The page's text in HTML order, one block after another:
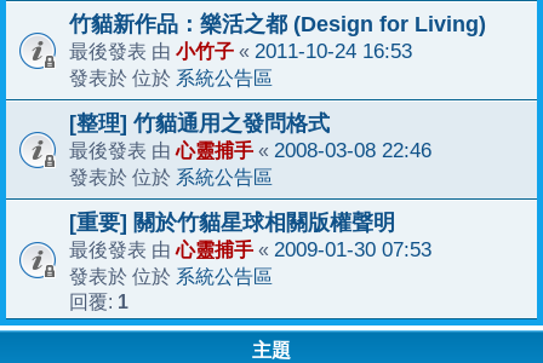
竹貓新作品：樂活之都 (Design for Living)
最後發表 由 小竹子 « 2011-10-24 16:53
發表於 位於 系統公告區
[整理] 竹貓通用之發問格式
最後發表 由心靈捕手 « 2008-03-08 22:46
發表於 位於 系統公告區
[重要] 關於竹貓星球相關版權聲明
最後發表 由心靈捕手 « 2009-01-30 07:53
發表於 位於 系統公告區
回覆: 1
主題